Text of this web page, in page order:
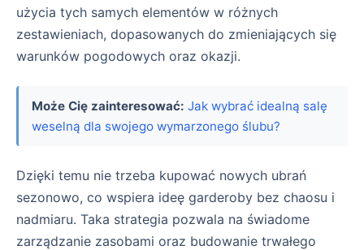
użycia tych samych elementów w różnych
zestawieniach, dopasowanych do zmieniających się
warunków pogodowych oraz okazji.
Może Cię zainteresować: Jak wybrać idealną salę
weselną dla swojego wymarzonego ślubu?
Dzięki temu nie trzeba kupować nowych ubrań
sezonowo, co wspiera ideę garderoby bez chaosu i
nadmiaru. Taka strategia pozwala na świadome
zarządzanie zasobami oraz budowanie trwałego